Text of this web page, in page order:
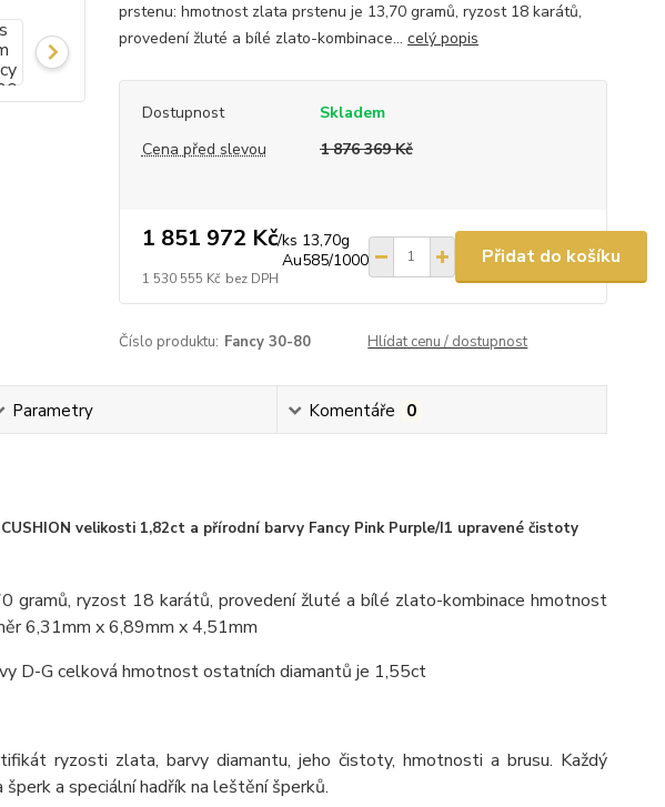
prstenu: hmotnost zlata prstenu je 13,70 gramů, ryzost 18 karátů,
provedení žluté a bílé zlato-kombinace... celý popis
Dostupnost
Skladem
Cena před slevou
1 876 369 Kč
1 851 972 Kč/ks 13,70g
Au585/1000
1 530 555 Kč bez DPH
Přidat do košíku
Číslo produktu: Fancy 30-80 Hlídat cenu / dostupnost
Parametry Komentáře 0
velikosti 1,82ct a přírodní barvy Fancy Pink Purple/I1 upravené čistoty
gramů, ryzost 18 karátů, provedení žluté a bílé zlato-kombinace hmotnost
6,31mm x 6,89mm x 4,51mm
D-G celková hmotnost ostatních diamantů je 1,55ct
ryzosti zlata, barvy diamantu, jeho čistoty, hmotnosti a brusu. Každý
a speciální hadřík na leštění šperků.